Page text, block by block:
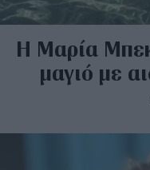
Η Μαρία
μαγιό με